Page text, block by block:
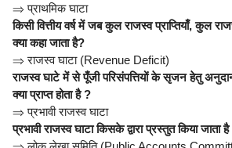
⇒ प्राथमिक घाटा
किसी वित्तीय वर्ष में जब कुल राजस्व प्राप्तियाँ, कुल
क्या कहा जाता है?
⇒राजस्व घाटा (Revenue Deficit)
राजस्व घाटे में से पूँजी परिसंपत्तियों के सृजन हेतु
क्या प्राप्त होता है ?
⇒ प्रभावी राजस्व घाटा
प्रभावी राजस्व घाटा किसके द्वारा प्रस्तुत किया जाता